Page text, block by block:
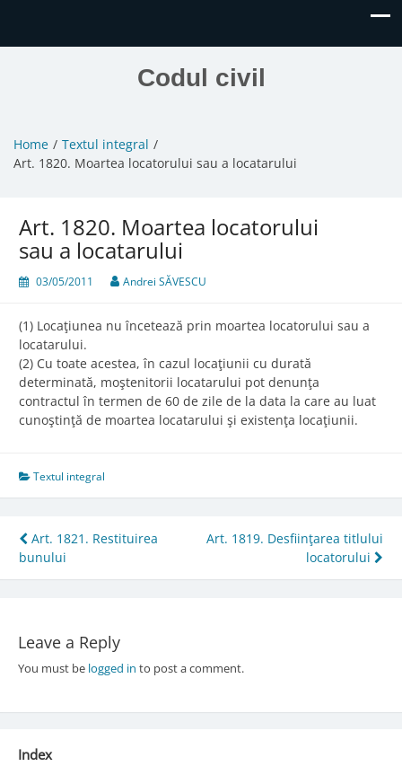
Codul civil
Home
Textul integral
Art. 1820. Moartea locatorului sau a locatarului
Art. 1820. Moartea locatorului
sau a locatarului
03/05/2011 Andrei SĂVESCU
(1) Locaţiunea nu încetează prin moartea locatorului sau a
locatarului.
(2) Cu toate acestea, în cazul locaţiunii cu durată
determinată, moştenitorii locatarului pot denunţa
contractul în termen de 60 de zile de la data la care au luat
cunoştinţă de moartea locatarului şi existenţa locaţiunii.
Textul integral
Post
navigation
Art. 1821. Restituirea
bunului
Art. 1819. Desfiinţarea titlului
locatorului
Leave a Reply
You must be logged in to post a comment.
Index